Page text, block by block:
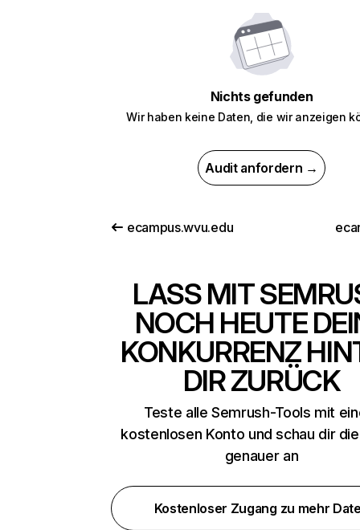
Nichts gefunden
Wir haben keine Daten, die wir anzeigen
Audit anfordern →
ecampus.wvu.edu
LASS MIT
NOCH HEUTE
KONKURRENZ
DIR ZURÜCK
Teste alle Semrush-Tools mit
kostenlosen Konto und schau dir
genauer an
Kostenloser Zugang zu mehr